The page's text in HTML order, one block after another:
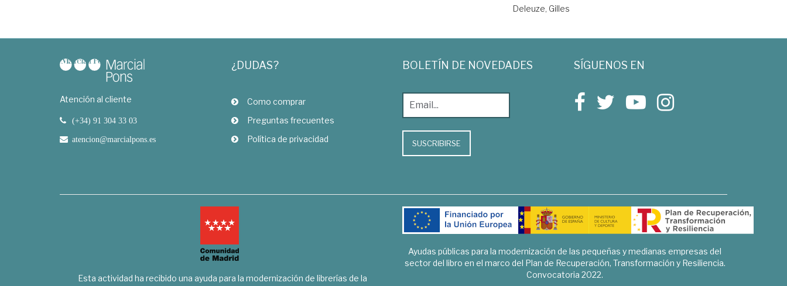
Deleuze, Gilles
Atención al cliente
(+34) 91 304 33 03
atencion@marcialpons.es
¿DUDAS?
Como comprar
Preguntas frecuentes
Política de privacidad
BOLETÍN DE NOVEDADES
SUSCRIBIRSE
SÍGUENOS EN
Esta actividad ha recibido una ayuda para la modernización de librerías de la
Ayudas públicas para la modernización de las pequeñas y medianas empresas del
sector del libro en el marco del Plan de Recuperación, Transformación y Resiliencia.
Convocatoria 2022.